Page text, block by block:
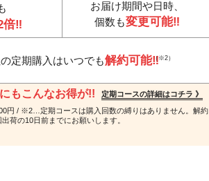
倍‼
お届け期間や日時、
個数も変更可能‼
定期購入はいつでも解約可能‼（※2）
もこんなお得が!!
定期コースの詳細はコチラ 》
円 / ※2…定期コースは購入回数の縛りはありません。解約
荷の10日前までにお願いします。